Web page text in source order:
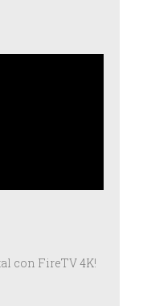
con FireTV 4K!